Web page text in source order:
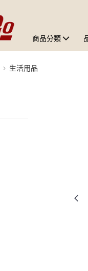
商品分類
生活用品